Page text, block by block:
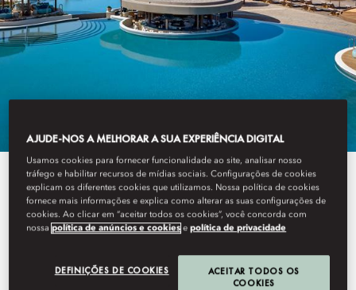
View All
ORMOS BEACH CLUB
AJUDE-NOS A MELHORAR A SUA EXPERIÊNCIA DIGITAL
Usamos cookies para fornecer funcionalidade ao site, analisar nosso
tráfego e habilitar recursos de mídias sociais. Configurações de cookies
explicam os diferentes cookies que utilizamos. Nossa política de cookies
fornece mais informações e explica como alterar as suas configurações de
cookies. Ao clicar em “aceitar todos os cookies”, você concorda com
nossapolítica de anúncios e cookies epolítica de privacidade
DEFINIÇÕES DE COOKIES
ACEITAR TODOS OS
COOKIES